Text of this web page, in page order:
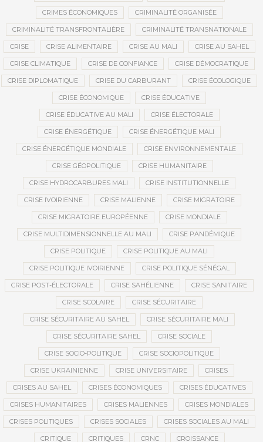
CRIMES ÉCONOMIQUES CRIMINALITÉ ORGANISÉE
CRIMINALITÉ TRANSFRONTALIÈRE CRIMINALITÉ TRANSNATIONALE
CRISE CRISE ALIMENTAIRE CRISE AU MALI CRISE AU SAHEL
CRISE CLIMATIQUE CRISE DE CONFIANCE CRISE DÉMOCRATIQUE
CRISE DIPLOMATIQUE CRISE DU CARBURANT CRISE ÉCOLOGIQUE
CRISE ÉCONOMIQUE CRISE ÉDUCATIVE
CRISE ÉDUCATIVE AU MALI CRISE ÉLECTORALE
CRISE ÉNERGÉTIQUE CRISE ÉNERGÉTIQUE MALI
CRISE ÉNERGÉTIQUE MONDIALE CRISE ENVIRONNEMENTALE
CRISE GÉOPOLITIQUE CRISE HUMANITAIRE
CRISE HYDROCARBURES MALI CRISE INSTITUTIONNELLE
CRISE IVOIRIENNE CRISE MALIENNE CRISE MIGRATOIRE
CRISE MIGRATOIRE EUROPÉENNE CRISE MONDIALE
CRISE MULTIDIMENSIONNELLE AU MALI CRISE PANDÉMIQUE
CRISE POLITIQUE CRISE POLITIQUE AU MALI
CRISE POLITIQUE IVOIRIENNE CRISE POLITIQUE SÉNÉGAL
CRISE POST-ÉLECTORALE CRISE SAHÉLIENNE CRISE SANITAIRE
CRISE SCOLAIRE CRISE SÉCURITAIRE
CRISE SÉCURITAIRE AU SAHEL CRISE SÉCURITAIRE MALI
CRISE SÉCURITAIRE SAHEL CRISE SOCIALE
CRISE SOCIO-POLITIQUE CRISE SOCIOPOLITIQUE
CRISE UKRAINIENNE CRISE UNIVERSITAIRE CRISES
CRISES AU SAHEL CRISES ÉCONOMIQUES CRISES ÉDUCATIVES
CRISES HUMANITAIRES CRISES MALIENNES CRISES MONDIALES
CRISES POLITIQUES CRISES SOCIALES CRISES SOCIALES AU MALI
CRITIQUE CRITIQUES CRNC CROISSANCE